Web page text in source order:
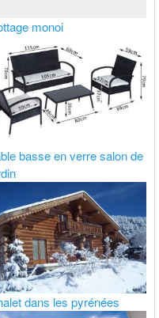
monoi
basse en verre salon de
dans les pyrénées